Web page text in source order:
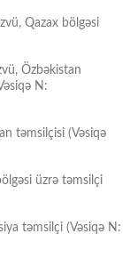
Qazax bölgəsi
Özbəkistan
N:
təmsilçisi (Vəsiqə
üzrə təmsilçi
təmsilçi (Vəsiqə N: